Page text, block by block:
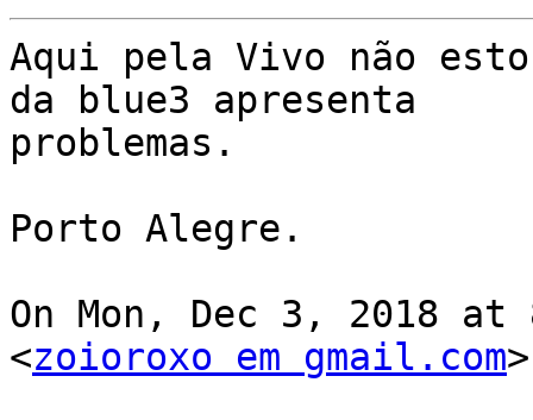
Aqui pela Vivo não
da blue3 apresenta
problemas.
Porto Alegre.
On Mon, Dec 3, 2018 at
<zoioroxo em gmail.com